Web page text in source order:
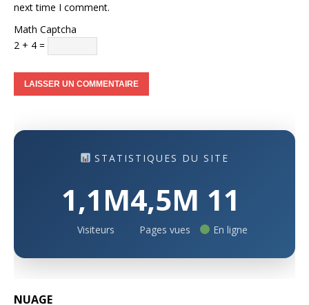
next time I comment.
Math Captcha
2 + 4 =
STATISTIQUES DU SITE
1,1M
Visiteurs
4,5M
Pages vues
11
En ligne
NUAGE